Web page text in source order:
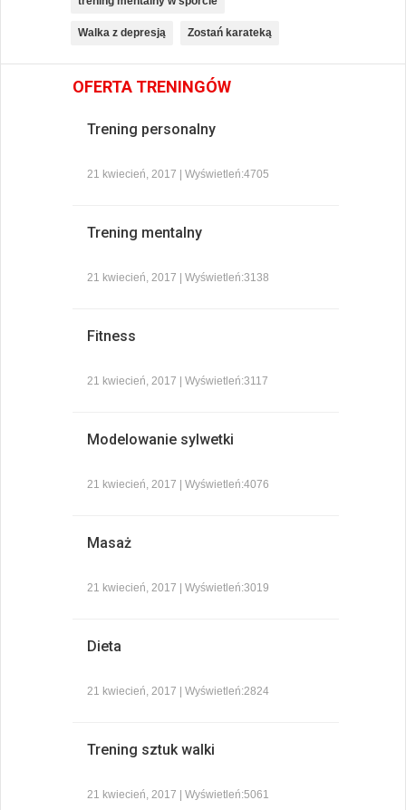
Walka z depresją Zostań karateką
OFERTA TRENINGÓW
Trening personalny
21 kwiecień, 2017 | Wyświetleń:4705
Trening mentalny
21 kwiecień, 2017 | Wyświetleń:3138
Fitness
21 kwiecień, 2017 | Wyświetleń:3117
Modelowanie sylwetki
21 kwiecień, 2017 | Wyświetleń:4076
Masaż
21 kwiecień, 2017 | Wyświetleń:3019
Dieta
21 kwiecień, 2017 | Wyświetleń:2824
Trening sztuk walki
21 kwiecień, 2017 | Wyświetleń:5061